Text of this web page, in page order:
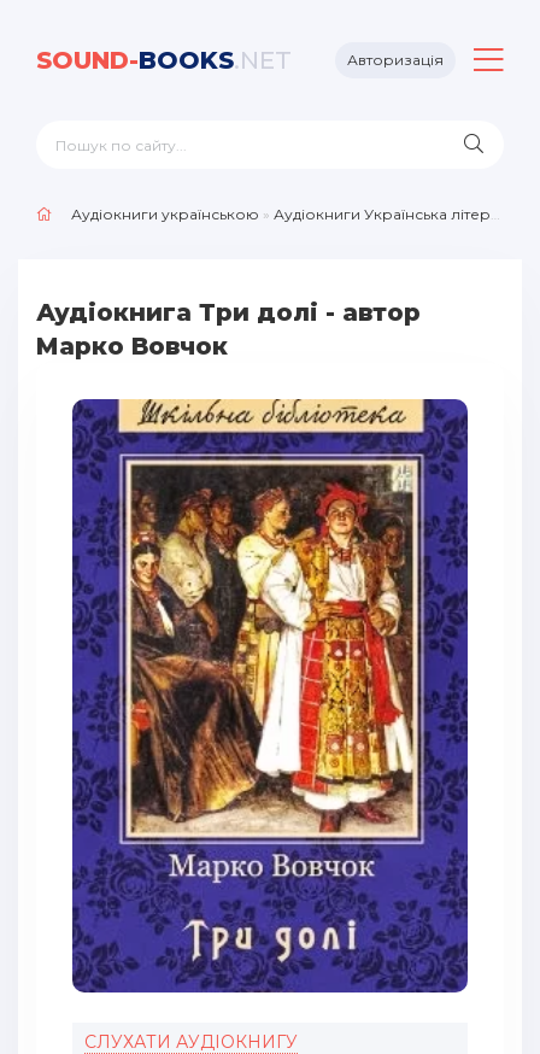
SOUND-BOOKS.NET Авторизація
Аудіокниги українською » Аудіокниги Українська література
Аудіокнига Три долі - автор
Марко Вовчок
СЛУХАТИ АУДІОКНИГУ